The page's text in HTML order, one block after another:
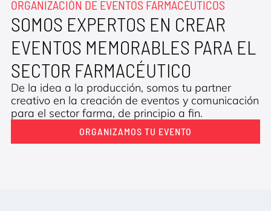
ORGANIZACIÓN DE EVENTOS FARMACÉUTICOS
SOMOS EXPERTOS EN CREAR
EVENTOS MEMORABLES PARA EL
SECTOR FARMACÉUTICO
De la idea a la producción, somos tu partner
creativo en la creación de eventos y comunicación
para el sector farma, de principio a fin.
ORGANIZAMOS TU EVENTO